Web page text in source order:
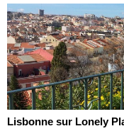
Lisbonne sur Lonely